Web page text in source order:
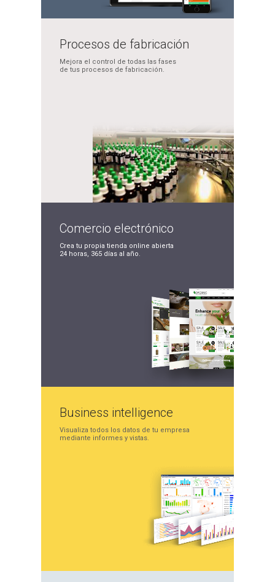
Procesos de fabricación
Mejora el control de todas las fases
de tus procesos de fabricación.
Comercioelectrónico
Crea tu propia tienda online abierta
24 horas, 365 días al año.
Business intelligence
Visualiza todos los datos de tu empresa
mediante informes y vistas.